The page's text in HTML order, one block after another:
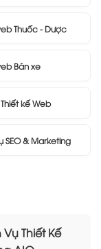
Thuốc - Dược
Bán xe
kế Web
SEO & Marketing
Thiết Kế